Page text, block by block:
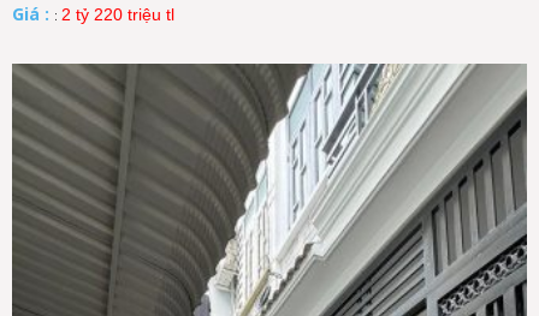
Giá : : 2 tỷ 220 triệu tl